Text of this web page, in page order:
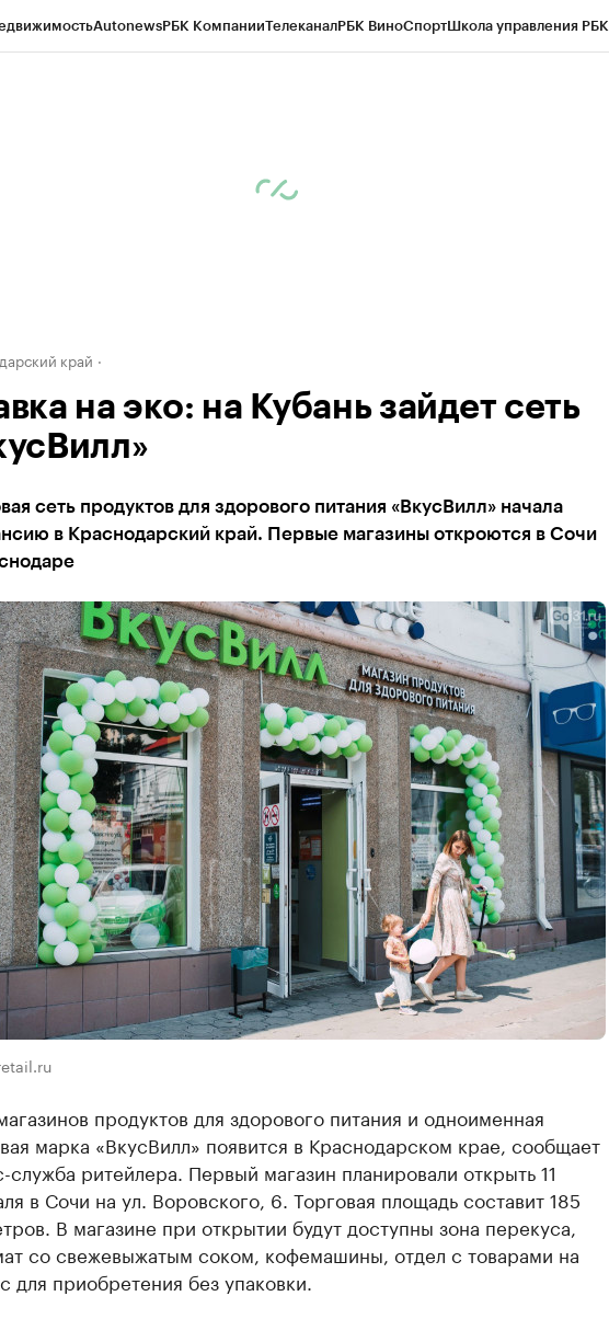
AutonewsРБК КомпанииТелеканалРБК ВиноСпортШкола управления РБК
край
на эко: на Кубань зайдет сеть
сеть продуктов для здорового питания «ВкусВилл» начала
в Краснодарский край. Первые магазины откроются в Сочи
продуктов для здорового питания и одноименная
марка «ВкусВилл» появится в Краснодарском крае, сообщает
служба ритейлера. Первый магазин планировали открыть 11
в Сочи на ул. Воровского, 6. Торговая площадь составит 185
В магазине при открытии будут доступны зона перекуса,
со свежевыжатым соком, кофемашины, отдел с товарами на
для приобретения без упаковки.